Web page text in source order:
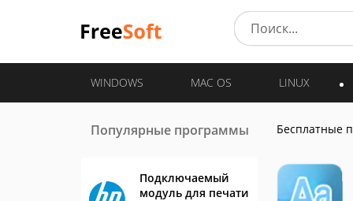
WINDOWS MAC OS LINUX
Популярные программы
Подключаемый
модуль для печати
Бесплатные